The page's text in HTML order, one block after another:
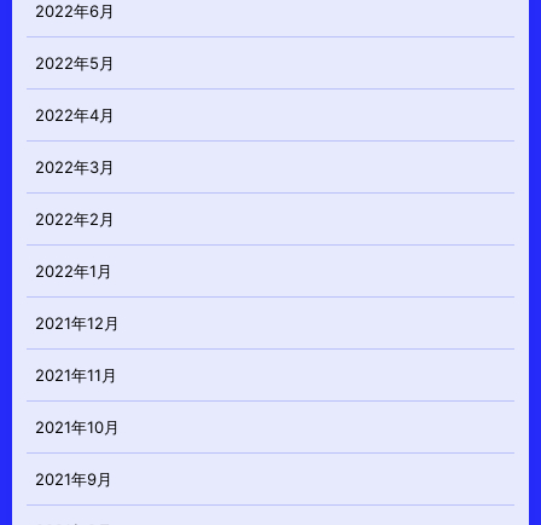
2022年6月
2022年5月
2022年4月
2022年3月
2022年2月
2022年1月
2021年12月
2021年11月
2021年10月
2021年9月